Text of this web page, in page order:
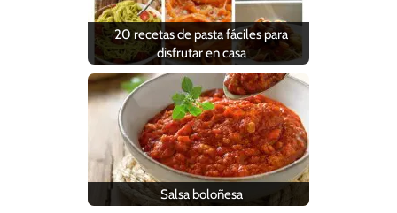
20 recetas de pasta fáciles para
disfrutar en casa
Salsa boloñesa